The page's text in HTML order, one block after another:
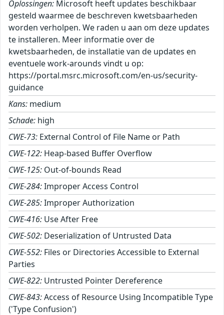
Oplossingen: Microsoft heeft updates beschikbaar
gesteld waarmee de beschreven kwetsbaarheden
worden verholpen. We raden u aan om deze updates
te installeren. Meer informatie over de
kwetsbaarheden, de installatie van de updates en
eventuele work-arounds vindt u op:
https://portal.msrc.microsoft.com/en-us/security-
guidance
Kans: medium
Schade: high
CWE-73: External Control of File Name or Path
CWE-122: Heap-based Buffer Overflow
CWE-125: Out-of-bounds Read
CWE-284:Improper Access Control
CWE-285:Improper Authorization
CWE-416: Use After Free
CWE-502: Deserialization of Untrusted Data
CWE-552: Files or Directories Accessible to External
Parties
CWE-822: Untrusted Pointer Dereference
CWE-843:Access of Resource Using Incompatible Type
('Type Confusion')